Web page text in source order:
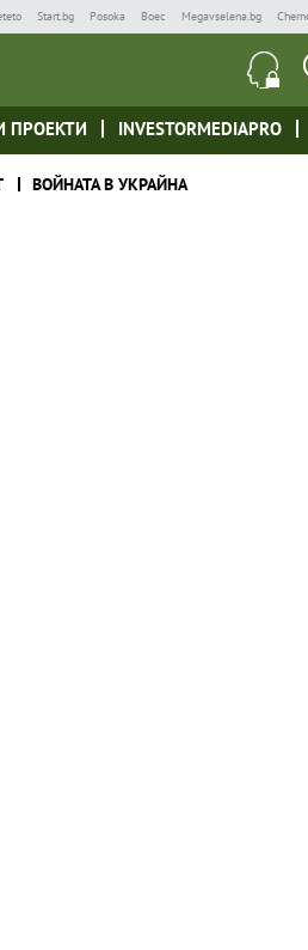
Start.bg Posoka Boec Megavselena.bg
ПРОЕКТИ INVESTORMEDIAPRO
ВОЙНАТА В УКРАЙНА